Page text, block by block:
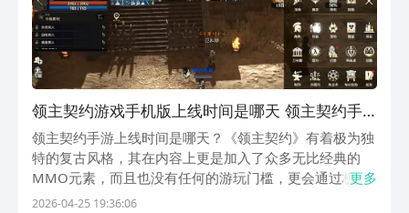
领主契约游戏手机版上线时间是哪天 领主契约手
游上线时间推荐
领主契约手游上线时间是哪天？《领主契约》有着极为独
特的复古风格，其在内容上更是加入了众多无比经典的
MMO元素，而且也没有任何的游玩门槛，更会通过极为
详细的指引，令玩家能快速熟悉游戏，并在体验它的过程
更多
2026-04-25 19:36:06